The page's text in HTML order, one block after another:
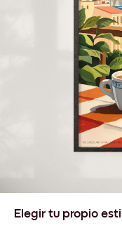
Elegir tu propio